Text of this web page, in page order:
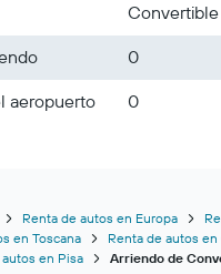
Convertible
0
aeropuerto
0
Renta de autos en Europa
en Toscana
Renta de autos en
en Pisa
Arriendo de